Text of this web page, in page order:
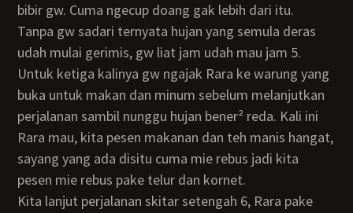
bibir gw. Cuma ngecup doang gak lebih dari itu.
Tanpa gw sadari ternyata hujan yang semula deras
udah mulai gerimis, gw liat jam udah mau jam 5.
Untuk ketiga kalinya gw ngajak Rara ke warung yang
buka untuk makan dan minum sebelum melanjutkan
perjalanan sambil nunggu hujan bener² reda. Kali ini
Rara mau, kita pesen makanan dan teh manis hangat,
sayang yang ada disitu cuma mie rebus jadi kita
pesen mie rebus pake telur dan kornet.
Kita lanjut perjalanan skitar setengah 6, Rara pake